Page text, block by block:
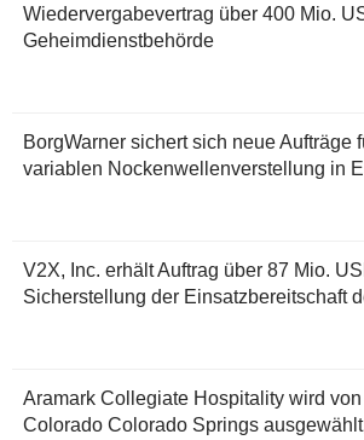
Wiedervergabevertrag über 400 Mio.
Geheimdienstbehörde
BorgWarner sichert sich neue Aufträge
variablen Nockenwellenverstellung in
V2X, Inc. erhält Auftrag über 87 Mio.
Sicherstellung der Einsatzbereitschaft
Aramark Collegiate Hospitality wird
Colorado Colorado Springs